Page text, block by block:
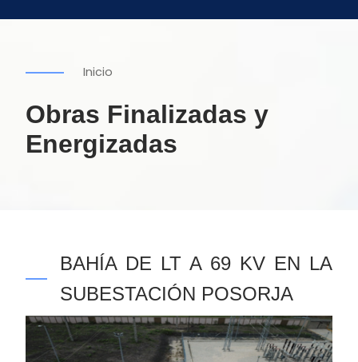
Inicio
Obras Finalizadas y
Energizadas
BAHÍA DE LT A 69 KV EN LA
SUBESTACIÓN POSORJA